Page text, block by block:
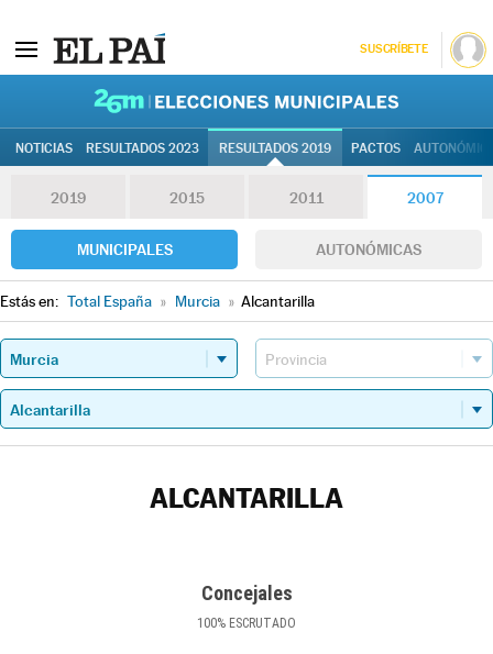
SUSCRÍBETE
NOTICIAS RESULTADOS 2023 RESULTADOS 2019 PACTOS
2019 2015 2011 2007
MUNICIPALES AUTONÓMICAS
Estás en: Total España » Murcia » Alcantarilla
ALCANTARILLA
Concejales
100% ESCRUTADO